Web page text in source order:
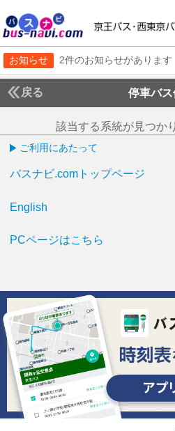
お知らせ 2件のお知らせがあります
戻る 停車バス
該当する系統が見つか
ご利用にあたって
バスナビ.comトップページ
English
PCページはこちら